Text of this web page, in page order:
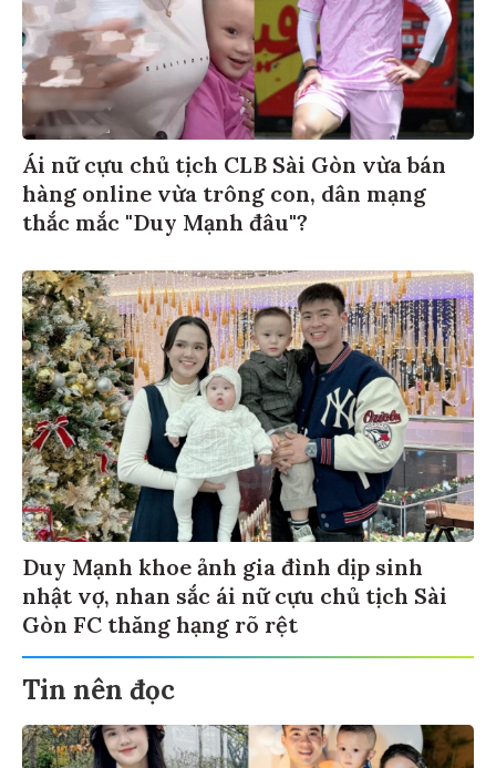
Ái nữ cựu chủ tịch CLB Sài Gòn vừa bán
hàng online vừa trông con, dân mạng
thắc mắc "Duy Mạnh đâu"?
Duy Mạnh khoe ảnh gia đình dịp sinh
nhật vợ, nhan sắc ái nữ cựu chủ tịch Sài
Gòn FC thăng hạng rõ rệt
Tin nên đọc